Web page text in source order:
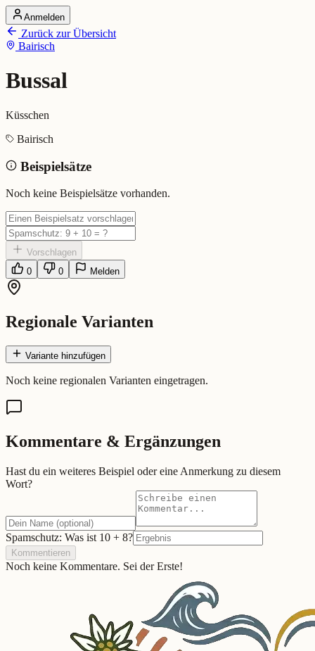
Startseite
Alle Dialekte
Dialekte vergleichen
Dialekt-Karte
Ranking
Bussal (Bairisch)
Bedeutung: Küsschen
Eingereicht von: Mundwerk Team
Anmelden
Zurück zur Übersicht
Bairisch
Bussal
Küsschen
Bairisch
Beispielsätze
Noch keine Beispielsätze vorhanden.
Vorschlagen
0
0 Melden
Regionale Varianten
Variante hinzufügen
Noch keine regionalen Varianten eingetragen.
Kommentare & Ergänzungen
Hast du ein weiteres Beispiel oder eine Anmerkung zu diesem
Wort?
Spamschutz: Was ist 10 + 8?
Kommentieren
Noch keine Kommentare. Sei der Erste!